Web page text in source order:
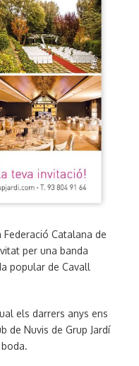
Catalana de
per una banda
popular de Cavall
els darrers anys ens
de Nuvis de Grup Jardí